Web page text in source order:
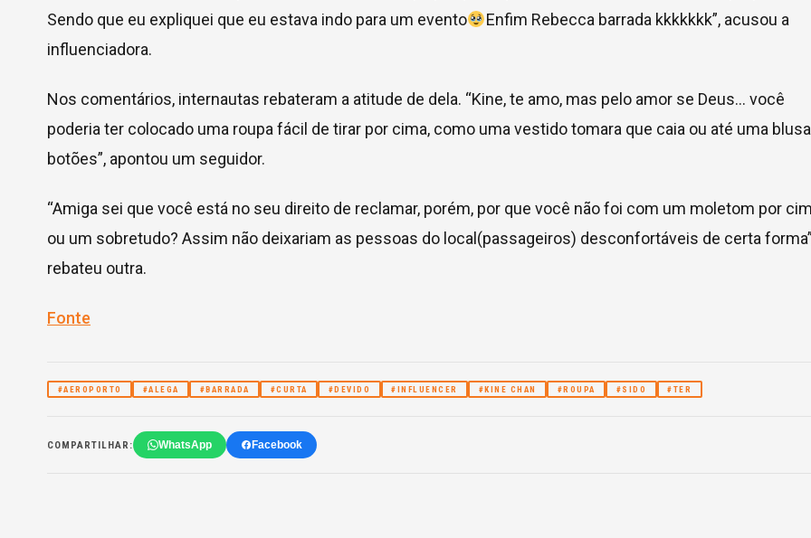
Sendo que eu expliquei que eu estava indo para um evento
Enfim Rebecca barrada kkkkkkk”, acusou a
influenciadora.
Nos comentários, internautas rebateram a atitude de dela. “Kine, te amo, mas pelo amor se Deus… você
poderia ter colocado uma roupa fácil de tirar por cima, como uma vestido tomara que caia ou até uma
botões”, apontou um seguidor.
“Amiga sei que você está no seu direito de reclamar, porém, por que você não foi com um moletom por
ou um sobretudo? Assim não deixariam as pessoas do local(passageiros) desconfortáveis de certa
rebateu outra.
Fonte
#AEROPORTO #ALEGA #BARRADA #CURTA #DEVIDO #INFLUENCER #KINE CHAN #ROUPA #SIDO #TER
COMPARTILHAR: WhatsApp Facebook